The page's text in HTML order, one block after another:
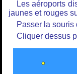
Les aéroports
jaunes et rouges
Passer la souris
Cliquer dessus